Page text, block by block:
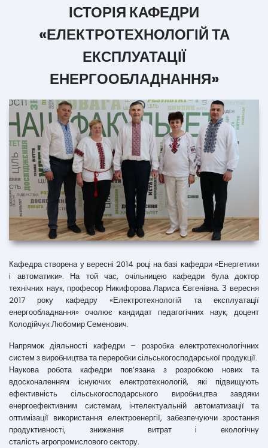
ІСТОРІЯ КАФЕДРИ
«ЕЛЕКТРОТЕХНОЛОГІЙТА
ЕКСПЛУАТАЦІЇ
ЕНЕРГООБЛАДНАННЯ»
Кафедра створена у вересні 2014 році на базі кафедри «Енергетики
і автоматики». На той час, очільницею кафедри була доктор
технічних наук, професор Никифорова Лариса Євгенівна. З вересня
2017 року кафедру «Електротехнологій та експлуатації
енергообладнання» очолює кандидат педагогічних наук, доцент
Колодійчук Любомир Семенович.
Напрямок діяльності кафедри – розробка електротехнологічних
систем з виробництва та переробки сільськогосподарської продукції.
Наукова робота кафедри пов’язана з розробкою нових та
вдосконаленням існуючих електротехнологій, які підвищують
ефективність сільськогосподарського виробництва завдяки
енергоефективним системам, інтелектуальній автоматизації та
оптимізації використання електроенергії, забезпечуючи зростання
продуктивності, зниження витрат і екологічну
сталість агропромислового сектору.